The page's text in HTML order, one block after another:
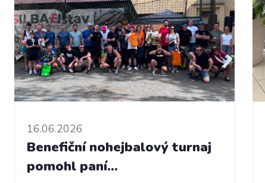
16.06.2026
Benefiční nohejbalový turnaj
pomohl paní…